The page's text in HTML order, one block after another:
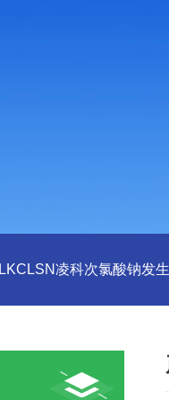
LKCLSN凌科次氯酸钠发